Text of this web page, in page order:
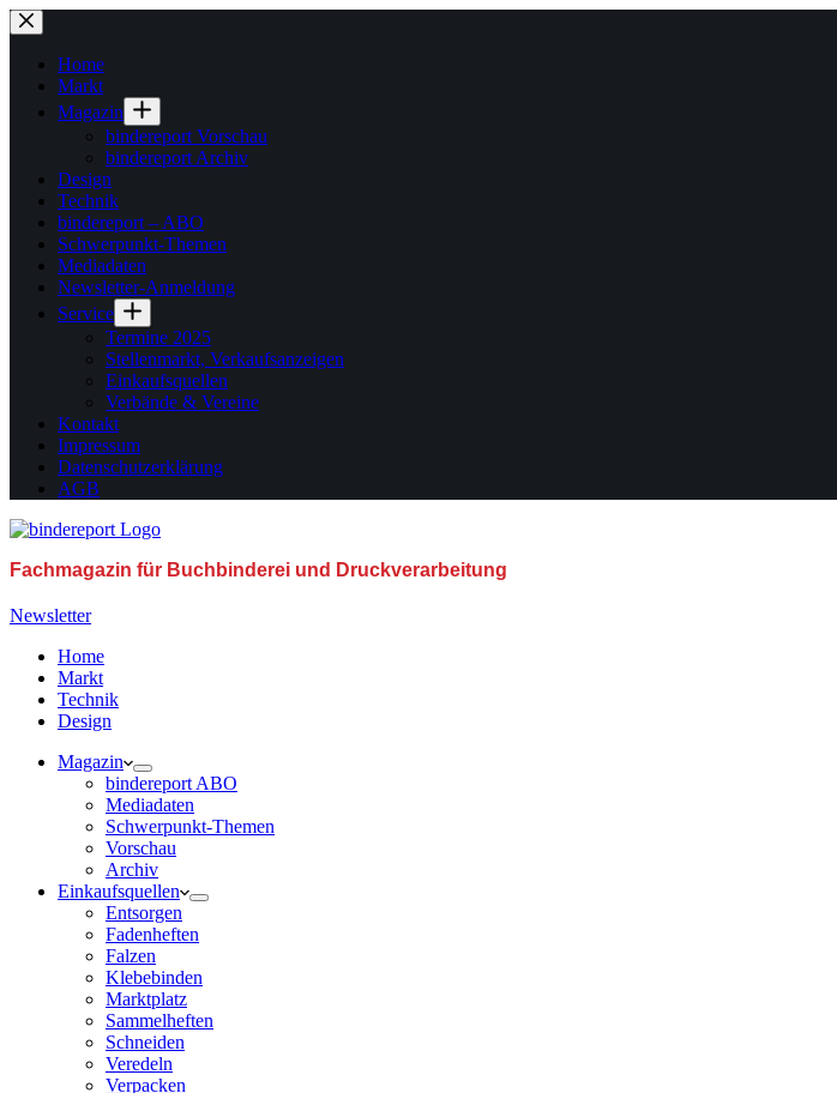
Zum
Inhalt
springenHome
Markt
Magazin
bindereport Vorschau
bindereport Archiv
Design
Technik
bindereport – ABO
Schwerpunkt-Themen
Mediadaten
Newsletter-Anmeldung
Service
Termine 2025
Stellenmarkt, Verkaufsanzeigen
Einkaufsquellen
Verbände & Vereine
Kontakt
Impressum
Datenschutzerklärung
AGB
Fachmagazin für Buchbinderei und Druckverarbeitung
Newsletter
Home
Markt
Technik
Design
Magazin
bindereport ABO
Mediadaten
Schwerpunkt-Themen
Vorschau
Archiv
Einkaufsquellen
Entsorgen
Fadenheften
Falzen
Klebebinden
Marktplatz
Sammelheften
Schneiden
Veredeln
Verpacken